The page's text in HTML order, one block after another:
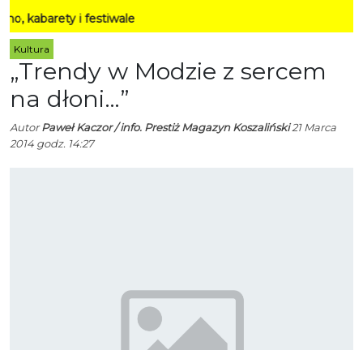
i festiwale
Kultura
„Trendy w Modzie z sercem
na dłoni…”
AutorPaweł Kaczor / info. Prestiż Magazyn Koszaliński21 Marca
2014 godz. 14:27